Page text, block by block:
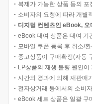
복제가 가능한 상품 등의
소비자의 요청에 따라 개별
디지털 컨텐츠인 eBook,
eBook 대여 상품은 대여 기
모바일 쿠폰 등록 후 취소/
중고상품이 구매확정(자동
LP상품의 재생 불량 원인
시간의 경과에 의해 재판매
전자상거래 등에서의 소비
eBook 세트 상품은 일괄 구